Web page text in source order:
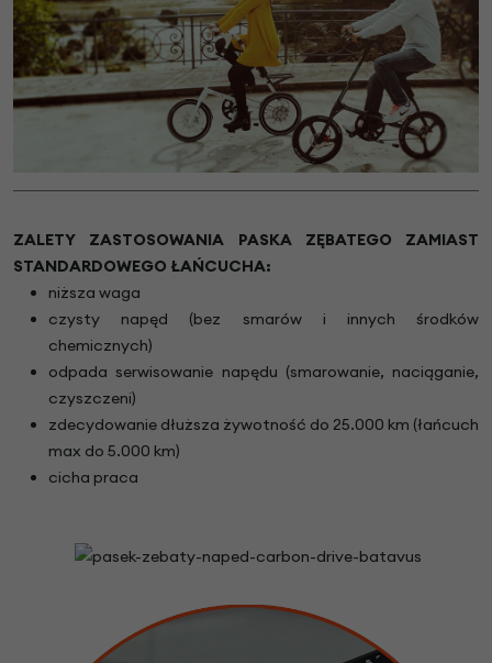
ZALETY ZASTOSOWANIA PASKA ZĘBATEGO ZAMIAST
STANDARDOWEGO ŁAŃCUCHA:
niższa waga
czysty napęd (bez smarów i innych środków
chemicznych)
odpada serwisowanie napędu (smarowanie, naciąganie,
czyszczeni)
zdecydowanie dłuższa żywotność do 25.000 km (łańcuch
max do 5.000 km)
cicha praca